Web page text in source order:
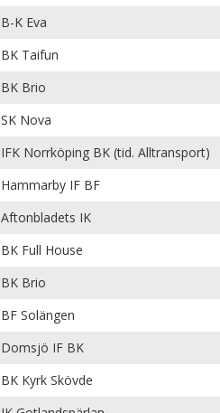
B-K Eva
BK Taifun
BK Brio
SK Nova
IFK Norrköping BK (tid. Alltransport)
Hammarby IF BF
Aftonbladets IK
BK Full House
BK Brio
BF Solängen
Domsjö IF BK
BK Kyrk Skövde